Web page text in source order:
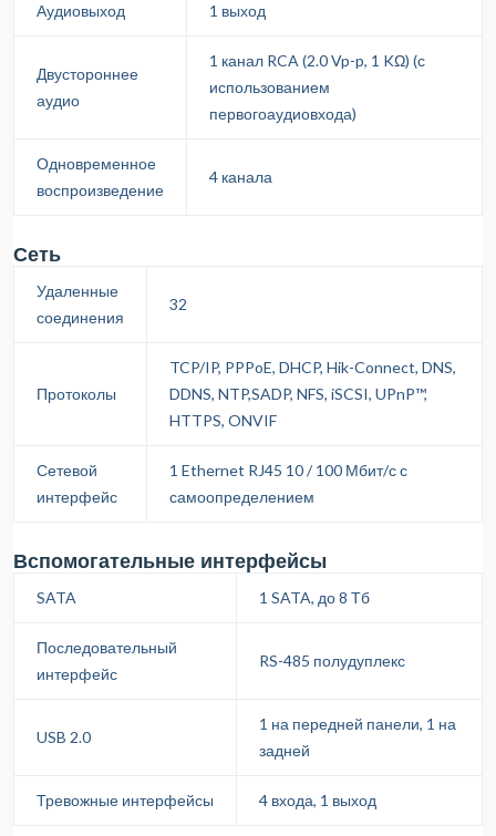
Аудиовыход 1 выход
Двустороннее
аудио
1 канал RCA (2.0 Vp-p, 1 KΩ) (с
использованием
первогоаудиовхода)
Одновременное
воспроизведение
4 канала
Сеть
Удаленные
соединения
32
Протоколы
TCP/IP, PPPoE, DHCP, Hik-Connect, DNS,
DDNS, NTP,SADP, NFS, iSCSI, UPnP™,
HTTPS, ONVIF
Сетевой
интерфейс
1 Ethernet RJ45 10 / 100 Мбит/с с
самоопределением
Вспомогательные интерфейсы
SATA 1 SATA, до 8 Тб
Последовательный
интерфейс
RS-485 полудуплекс
USB 2.0
1 на передней панели, 1 на
задней
Тревожные интерфейсы 4 входа, 1 выход